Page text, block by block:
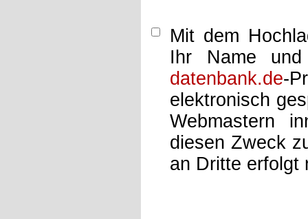
Mit dem
Ihr Name
datenbank.de-
elektronisch
Webmastern
diesen Zweck
an Dritte erfolgt